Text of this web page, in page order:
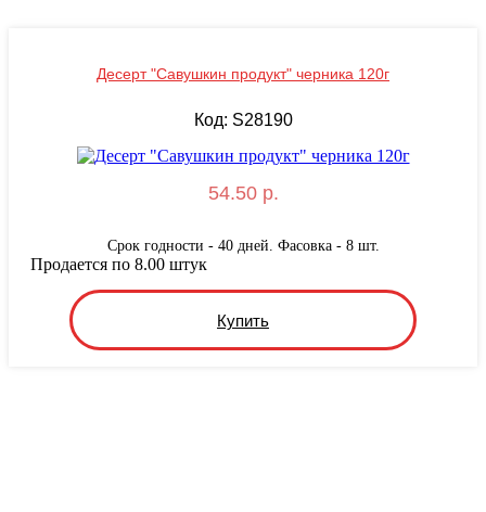
Десерт "Савушкин продукт" черника 120г
Код: S28190
54.50 р.
Срок годности - 40 дней. Фасовка - 8 шт.
Купить
Продается по 8.00 штук